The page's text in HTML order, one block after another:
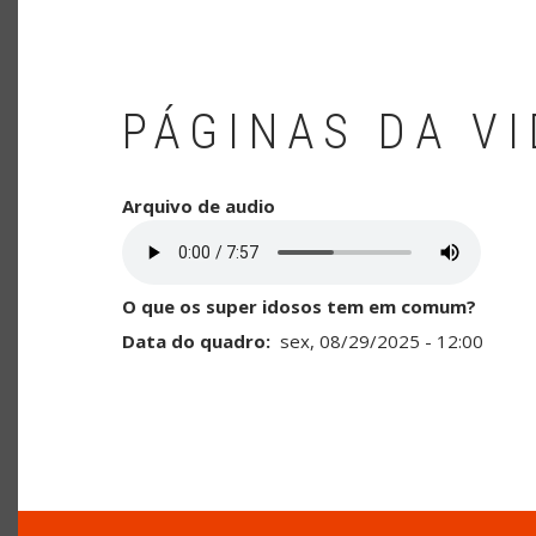
PÁGINAS DA
Arquivo de audio
O que os super idosos tem em comum?
Data do quadro
sex, 08/29/2025 - 12:00